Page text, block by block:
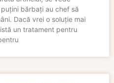
bărbați au chef să
Dacă vrei o soluție mai
un tratament pentru